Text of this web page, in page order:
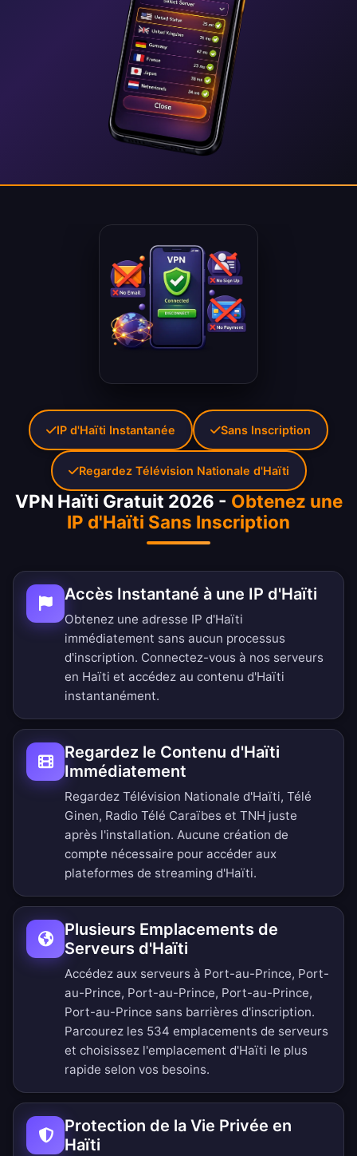
VPN Haïti Gratuit 2026 - Obtenez une
IP d'Haïti Sans Inscription
Accès Instantané à une IP d'Haïti
Obtenez une adresse IP d'Haïti
immédiatement sans aucun processus
d'inscription. Connectez-vous à nos serveurs
en Haïti et accédez au contenu d'Haïti
instantanément.
Regardez le Contenu d'Haïti
Immédiatement
Regardez Télévision Nationale d'Haïti, Télé
Ginen, Radio Télé Caraïbes et TNH juste
après l'installation. Aucune création de
compte nécessaire pour accéder aux
plateformes de streaming d'Haïti.
Plusieurs Emplacements de
Serveurs d'Haïti
Accédez aux serveurs à Port-au-Prince, Port-
au-Prince, Port-au-Prince, Port-au-Prince,
Port-au-Prince sans barrières d'inscription.
Parcourez les 534 emplacements de serveurs
et choisissez l'emplacement d'Haïti le plus
rapide selon vos besoins.
Protection de la Vie Privée en
Haïti
IP d'Haïti Instantanée Sans Inscription
Regardez Télévision Nationale d'Haïti